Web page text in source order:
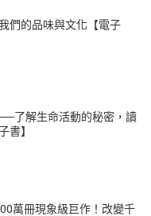
們的品味與文化【電子
了解生命活動的秘密，讀
書】
萬冊現象級巨作！改變千